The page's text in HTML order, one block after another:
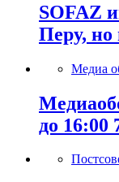
SOFAZ
Перу, но
Медиа
до 16:00